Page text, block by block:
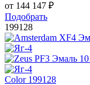
от 144 147 ₽
Подобрать
199128
Color 199128